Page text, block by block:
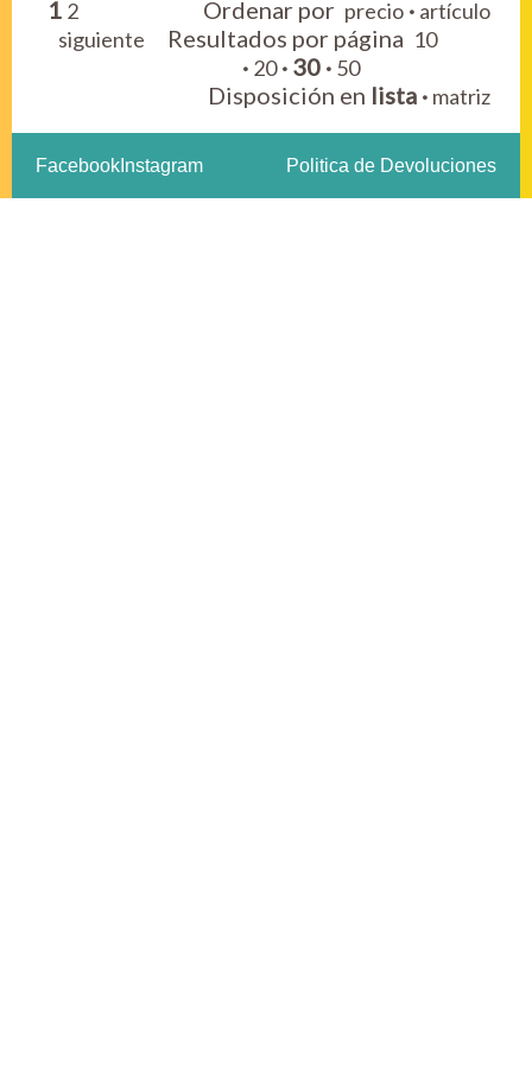
1 2
siguiente
Ordenar por precio · artículo
Resultados por página 10
· 20 · 30 · 50
Disposición en lista · matriz
Facebook Instagram Politica de Devoluciones